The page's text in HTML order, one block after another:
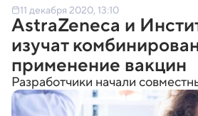
11 декабря 2020, 13:10
AstraZeneca и
изучат
применение вакцин
Разработчики начали